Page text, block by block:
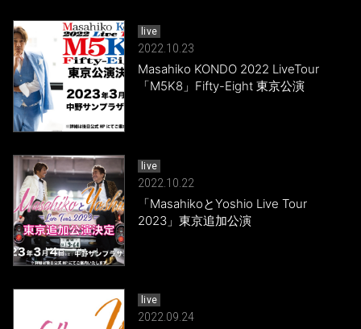
live
2022.10.23
Masahiko KONDO 2022 LiveTour
「M5K8」Fifty-Eight 東京公演
live
2022.10.22
「MasahikoとYoshio Live Tour
2023」東京追加公演
live
2022.09.24